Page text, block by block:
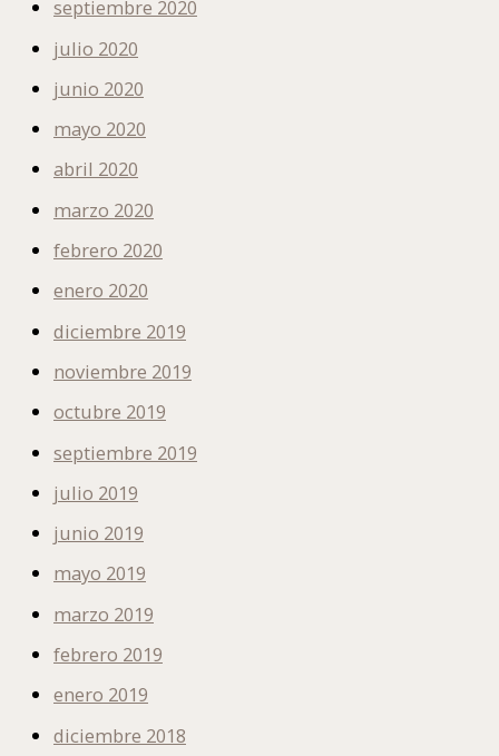
septiembre 2020
julio 2020
junio 2020
mayo 2020
abril 2020
marzo 2020
febrero 2020
enero 2020
diciembre 2019
noviembre 2019
octubre 2019
septiembre 2019
julio 2019
junio 2019
mayo 2019
marzo 2019
febrero 2019
enero 2019
diciembre 2018